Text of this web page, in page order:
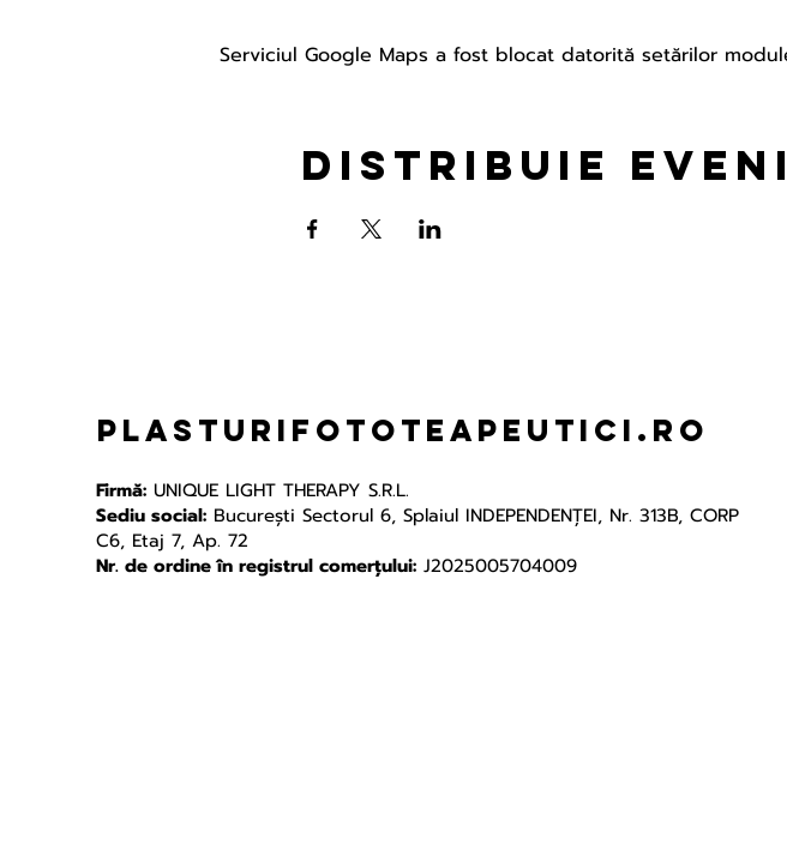
Serviciul Google Maps a fost blocat datorită setărilor
Distribuie
plasturifototeapeutici.ro
Firmă: UNIQUE LIGHT THERAPY S.R.L.
Sediu social: Bucureşti Sectorul 6, Splaiul INDEPENDENŢEI, Nr. 313B, CORP
C6, Etaj 7, Ap. 72
Nr. de ordine în registrul comerțului: J2025005704009